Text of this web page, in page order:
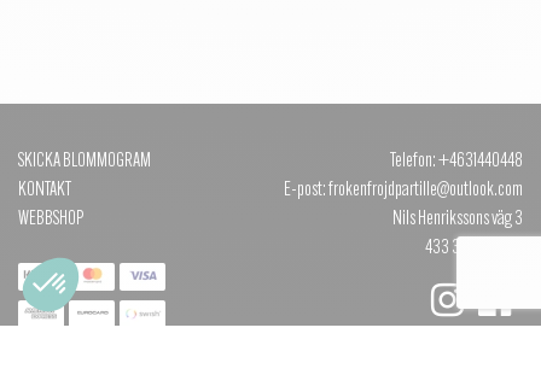
SKICKA BLOMMOGRAM
KONTAKT
WEBBSHOP
Telefon: +4631440448
E-post: frokenfrojdpartille@outlook.com
Nils Henrikssons väg 3
433 35 PARTILLE